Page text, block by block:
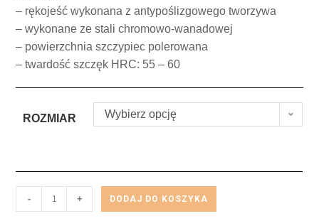
– rękojeść wykonana z antypoślizgowego tworzywa
– wykonane ze stali chromowo-wanadowej
– powierzchnia szczypiec polerowana
– twardość szczęk HRC: 55 – 60
ROZMIAR Wybierz opcję
- + DODAJ DO KOSZYKA